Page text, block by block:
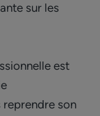
sur les
est
reprendre son